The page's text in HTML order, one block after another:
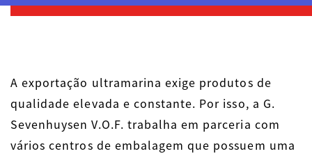
A exportação ultramarina exige produtos de
qualidade elevada e constante. Por isso, a G.
Sevenhuysen V.O.F. trabalha em parceria com
vários centros de embalagem que possuem uma